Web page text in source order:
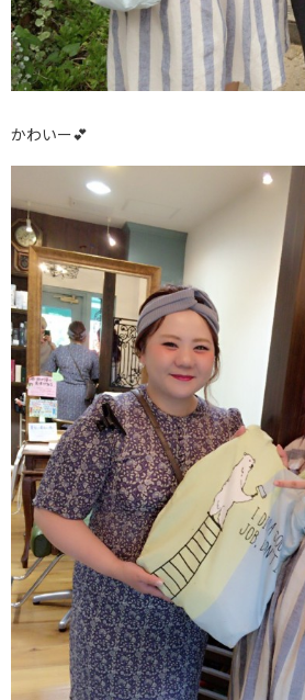
かわいー💕